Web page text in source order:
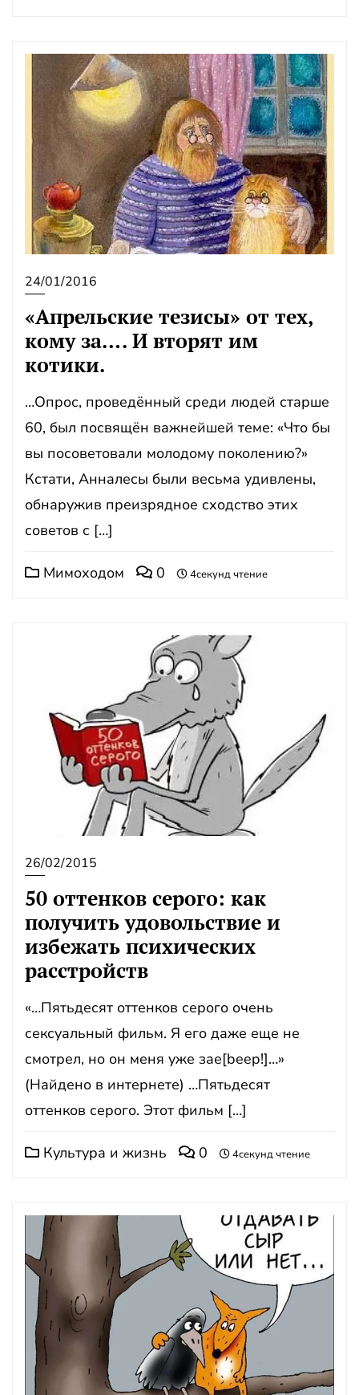
24/01/2016
«Апрельские тезисы» от тех,
кому за…. И вторят им
котики.
…Опрос, проведённый среди людей старше
60, был посвящён важнейшей теме: «Что бы
вы посоветовали молодому поколению?»
Кстати, Анналесы были весьма удивлены,
обнаружив преизрядное сходство этих
советов с […]
Мимоходом 0 4секунд чтение
26/02/2015
50 оттенков серого: как
получить удовольствие и
избежать психических
расстройств
«…Пятьдесят оттенков серого очень
сексуальный фильм. Я его даже еще не
смотрел, но он меня уже зае[beep!]…»
(Найдено в интернете) …Пятьдесят
оттенков серого. Этот фильм […]
Культура и жизнь 0 4секунд чтение